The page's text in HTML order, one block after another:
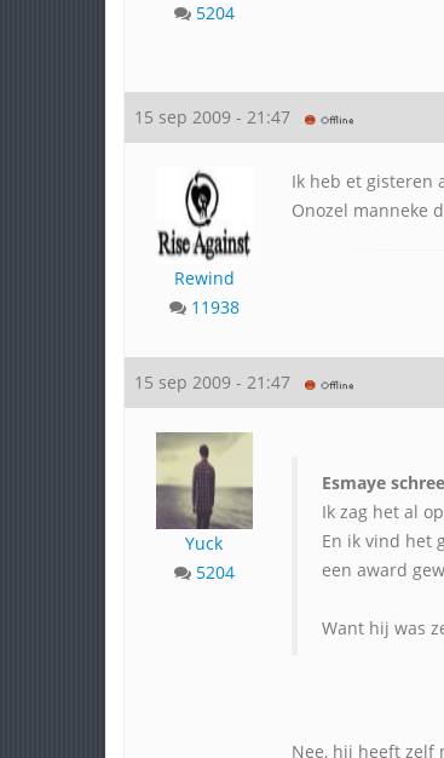
5204
15 sep 2009 - 21:47
Rewind
11938
Ik heb et gisteren
Onozel manneke
15 sep 2009 - 21:47
Yuck
5204
Esmaye
Ik zag het al
En ik vind het
een award
Want hij was
Nee, hij heeft zelf